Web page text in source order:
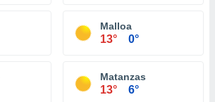
Malloa
13° 0°
Matanzas
13° 6°